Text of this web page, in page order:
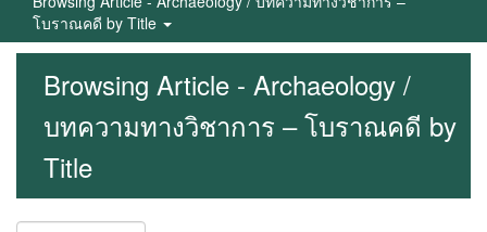
โบราณคดี by Title
Browsing Article - Archaeology /
บทความทางวิชาการ – โบราณคดี by
Title